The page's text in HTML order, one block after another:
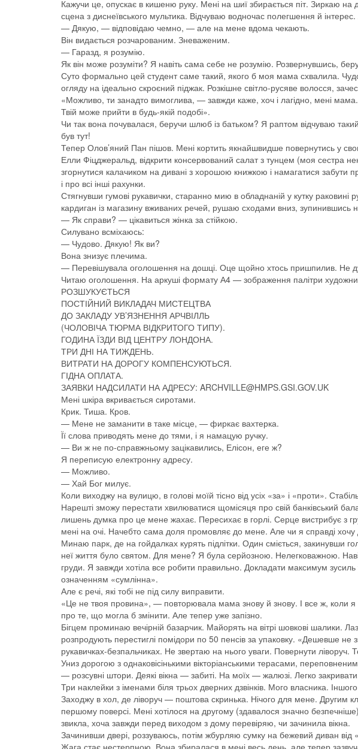
Кажучи це, опускає в кишеню руку. Мені на шиї збирається піт. Зиркаю на
сцена з диснеївського мультика. Відчуваю водночас полегшення й
— Дякую, — відповідаю чемно, — але на мене вдома чекають.
Він видається розчарованим. Зневаженим.
— Гаразд, я розумію.
Як він може розуміти? Я навіть сама себе не розумію. Розвернувшись,
Суто формально цей студент саме такий, якого б моя мама схвалила.
огляду на ідеально скроєний піджак. Розкішне світло-русяве волосся,
«Можливо, ти занадто вимоглива, — завжди каже, хоч і лагідно, мені
Твій може прийти в будь-якій подобі».
Чи так вона почувалася, беручи шлюб із батьком? Я раптом відчуваю
був тут!
Тепер Олов’яний Пан пішов. Мені кортить якнайшвидше повернутись у
Елли Фіцджеральд, відкрити консервований салат з тунцем (моя сестра
згорнутися калачиком на дивані з хорошою книжкою і намагатися забути
і про всі інші рахунки.
Стягнувши гумові рукавички, старанно мию в обладнаній у кутку
кардиган із магазину вживаних речей, рушаю сходами вниз, зупинившись на
— Як справи? — цікавиться жінка за стійкою.
Силувано всміхаюсь:
— Чудово. Дякую! Як ви?
Вона знизує плечима.
— Перевішувала оголошення на дошці. Оце щойно хтось пришпилив. Не
Читаю оголошення. На аркуші формату А4 — зображення палітри
РОЗШУКУЄТЬСЯ
ПОСТІЙНИЙ ВИКЛАДАЧ МИСТЕЦТВА
ДО ЗАКЛАДУ УВ’ЯЗНЕННЯ АРЧВІЛЛЬ
(ЧОЛОВІЧА ТЮРМА ВІДКРИТОГО ТИПУ).
ГОДИНА ЇЗДИ ВІД ЦЕНТРУ ЛОНДОНА.
ТРИ ДНІ НА ТИЖДЕНЬ.
ВИТРАТИ НА ДОРОГУ КОМПЕНСУЮТЬСЯ.
ГІДНА ОПЛАТА.
ЗАЯВКИ НАДСИЛАТИ НА АДРЕСУ: ARCHVILLE@HMPS.GSI.GOV.UK
Мені шкіра вкривається сиротами.
Крик. Тиша. Кров.
— Мене не заманити в таке місце, — фиркає вахтерка.
Її слова приводять мене до тями, і я намацую ручку.
— Ви ж не по-справжньому зацікавились, Елісон, еге ж?
Я переписую електронну адресу.
— Можливо.
— Хай Бог милує.
Коли виходжу на вулицю, в голові моїй тісно від усіх «за» і «проти».
Нарешті зможу перестати хвилюватися щомісяця про свій банківський
лишень думка про це мене жахає. Пересихає в горлі. Серце вистрибує з
мені на очі. Начебто сама доля промовляє до мене. Але чи я справді хочу
Минаю парк, де на гойдалках курять підлітки. Один сміється, закинувши
неї життя було святом. Для мене? Я була серйозною. Нелегковажною.
груди. Я завжди хотіла все робити правильно. Докладати максимум зусиль
означенням «сумлінна».
Але є речі, які тобі не під силу виправити.
«Це не твоя провина», — повторювала мама знову й знову. І все ж, коли
про те, що могла б змінити. Але тепер уже запізно.
Бігцем проминаю вечірній базарчик. Майорять на вітрі шовкові шалики.
розпродують перестиглі помідори по 50 пенсів за упаковку. «Дешевше
рукавичках-безпальчиках. Не звертаю на нього уваги. Повернути
Униз дорогою з однаковісінькими вікторіанськими терасами,
— розсувні штори. Деякі вікна — забиті. На моїх — жалюзі. Легко
Три наклейки з іменами біля трьох дверних дзвінків. Мого власника.
Заходжу в хол, де ліворуч — поштова скринька. Нічого для мене. Другим
першому поверсі. Мені хотілося на другому (здавалося значно
звикла, хоча завжди перед виходом з дому перевіряю, чи зачинила вікна.
Зачинивши двері, роззуваюсь, потім жбурляю сумку на бежевий диван від
Жага стає нестерпною. Вона збиралася в мені весь день, але тепер